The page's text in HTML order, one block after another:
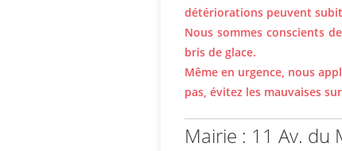
détériorations peuvent
Nous sommes conscients
bris de glace.
Même en urgence, nous
pas, évitez les mauvaises
Mairie : 11 Av. du